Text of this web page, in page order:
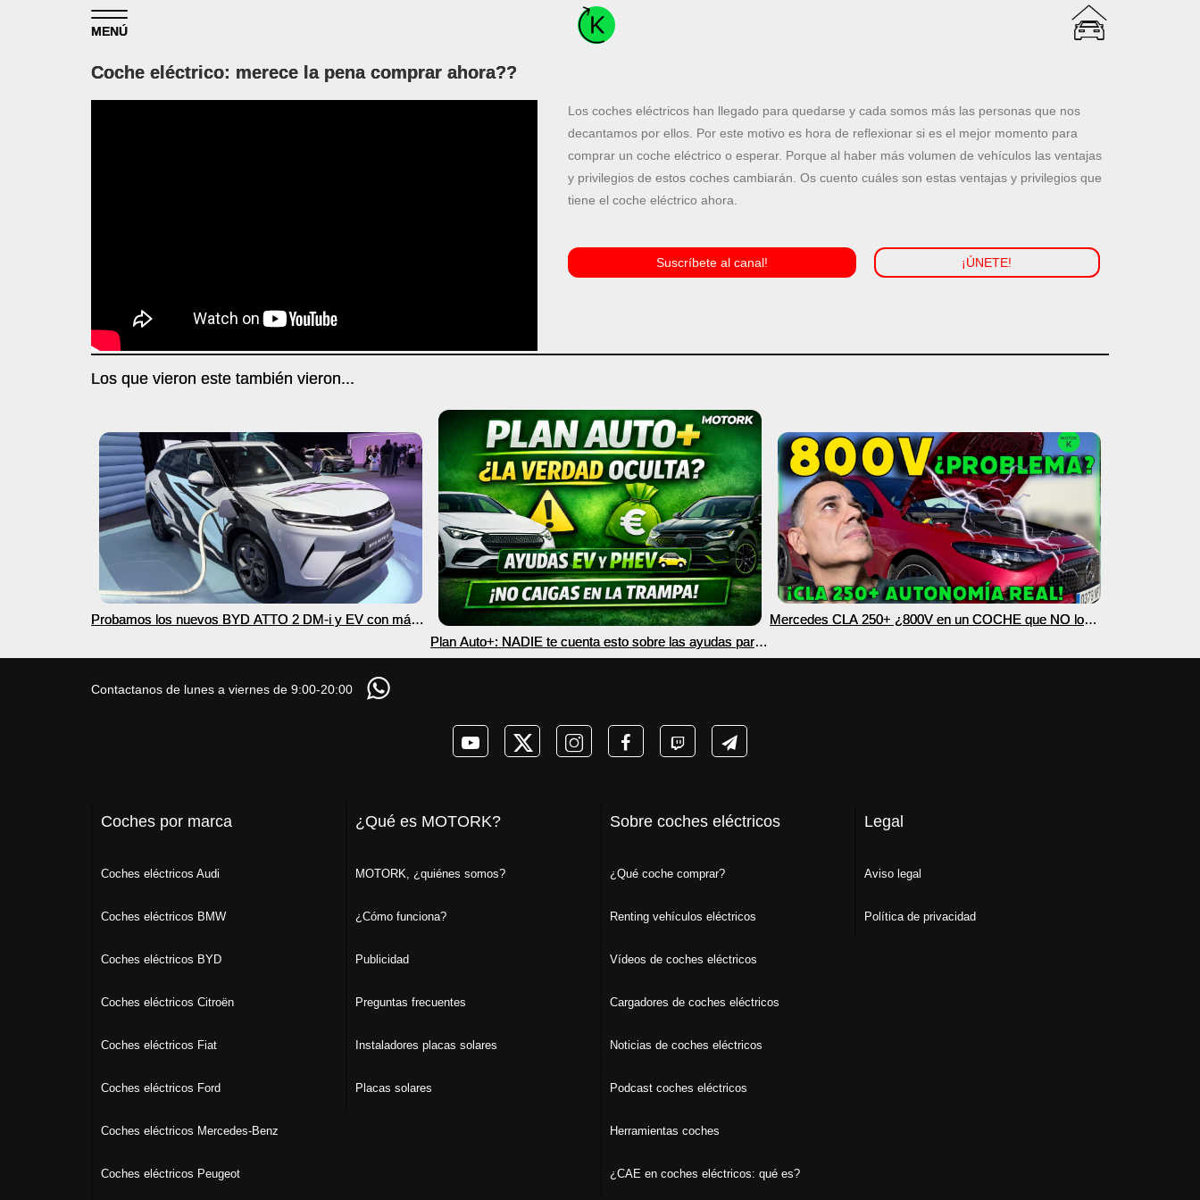
MENÚ
Coche eléctrico: merece la pena comprar ahora??
Los coches eléctricos han llegado para quedarse y cada somos más las personas que nos
decantamos por ellos. Por este motivo es hora de reflexionar si es el mejor momento para
comprar un coche eléctrico o esperar. Porque al haber más volumen de vehículos las ventajas
y privilegios de estos coches cambiarán. Os cuento cuáles son estas ventajas y privilegios que
tiene el coche eléctrico ahora.
Suscríbete al canal! ¡ÚNETE!
Los que vieron este también vieron...
Probamos los nuevos BYD ATTO 2 DM-i y EV con más
Plan Auto+: NADIE te cuenta esto sobre las ayudas para
coches eléctricos y PHEV 2026
Mercedes CLA 250+ ¿800V en un COCHE que NO lo
Contactanos de lunes a viernes de 9:00-20:00
Coches por marca
Coches eléctricos Audi
Coches eléctricos BMW
Coches eléctricos BYD
Coches eléctricos Citroën
Coches eléctricos Fiat
Coches eléctricos Ford
Coches eléctricos Mercedes-Benz
Coches eléctricos Peugeot
¿Qué es MOTORK?
MOTORK, ¿quiénes somos?
¿Cómo funciona?
Publicidad
Preguntas frecuentes
Instaladores placas solares
Placas solares
Sobre coches eléctricos
¿Qué coche comprar?
Renting vehículos eléctricos
Vídeos de coches eléctricos
Cargadores de coches eléctricos
Noticias de coches eléctricos
Podcast coches eléctricos
Herramientas coches
¿CAE en coches eléctricos: qué es?
Legal
Aviso legal
Política de privacidad